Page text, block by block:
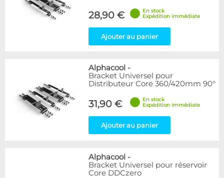
Appliquer28,90 €
En stock
Expédition immédiate
Ajouter au panier
Alphacool -
Bracket Universel pour
Distributeur Core 360/420mm 90°
31,90 €
En stock
Expédition immédiate
Ajouter au panier
Alphacool -
Bracket Universel pour réservoir
Core DDCzero